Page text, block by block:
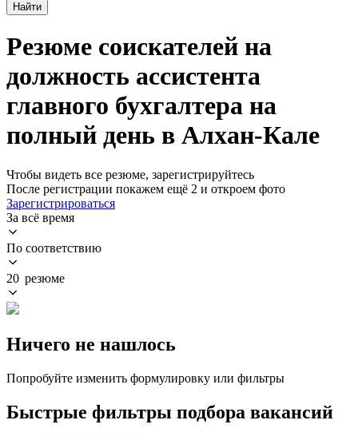
Найти
Резюме соискателей на
должность ассистента
главного бухгалтера на
полный день в Алхан-Кале
Чтобы видеть все резюме, зарегистрируйтесь
После регистрации покажем ещё 2 и откроем фото
Зарегистрироваться
За всё время
По соответствию
20 резюме
Ничего не нашлось
Попробуйте изменить формулировку или фильтры
Быстрые фильтры подбора вакансий